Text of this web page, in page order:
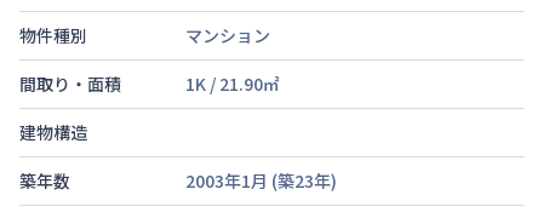
物件種別
マンション
間取り・面積
1K / 21.90㎡
建物構造
築年数
2003年1月 (築23年)